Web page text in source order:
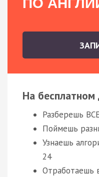
ПО
На
Разберешь
Поймешь
Узнаешь
24
Отработаешь